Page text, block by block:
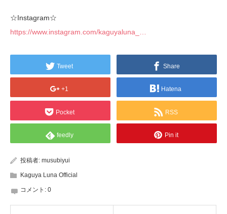
☆Instagram☆
https://www.instagram.com/kaguyaluna_…
Tweet Share
+1 Hatena
Pocket RSS
feedly Pin it
投稿者: musubiyui
Kaguya Luna Official
コメント: 0